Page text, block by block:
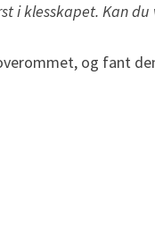
i klesskapet. Kan
og fant